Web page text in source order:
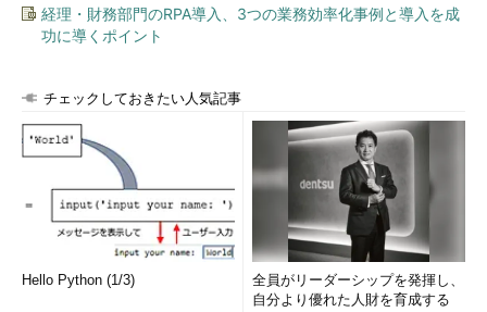
経理・財務部門のRPA導入、3つの業務効率化事例と導入を成
功に導くポイント
チェックしておきたい人気記事
Hello Python (1/3)
全員がリーダーシップを発揮し、
自分より優れた人財を育成する